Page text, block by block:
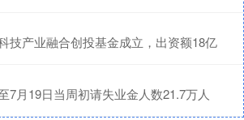
技产业融合创投基金成立，出资额18亿
7月19日当周初请失业金人数21.7万人